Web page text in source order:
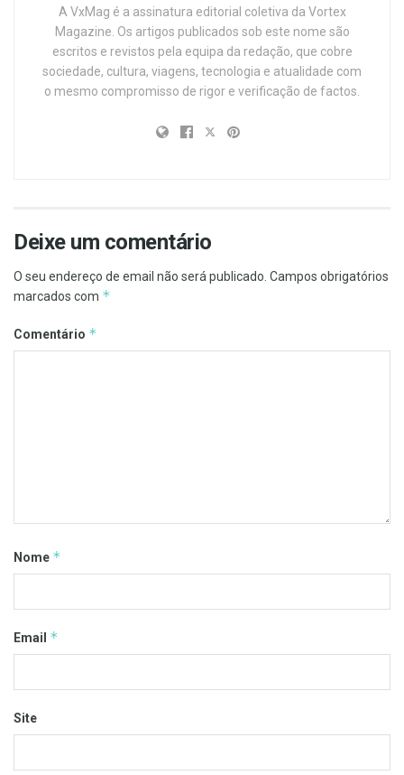
A VxMag é a assinatura editorial coletiva da Vortex
Magazine. Os artigos publicados sob este nome são
escritos e revistos pela equipa da redação, que cobre
sociedade, cultura, viagens, tecnologia e atualidade com
o mesmo compromisso de rigor e verificação de factos.
Deixe um comentário
O seu endereço de email não será publicado. Campos obrigatórios
marcados com *
Comentário *
Nome *
Email *
Site